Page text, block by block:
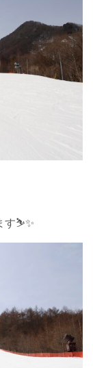
す⛷️✨